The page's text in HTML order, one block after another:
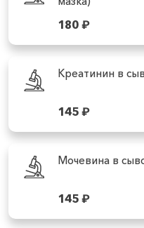
180₽
Креатинин в
145₽
Мочевина в
145₽